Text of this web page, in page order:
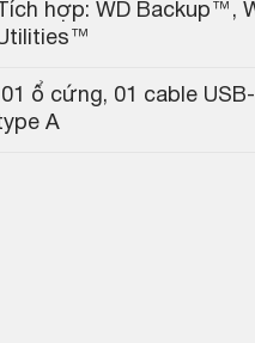
Tích hợp: WD Backup™,
01 ổ cứng, 01 cable
A